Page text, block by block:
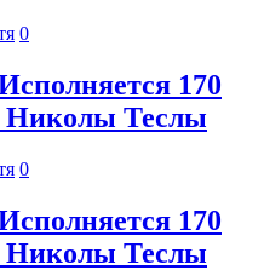
0
170
Николы Теслы
0
170
Николы Теслы